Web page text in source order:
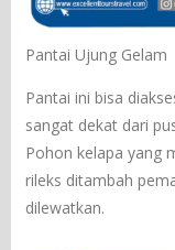
Pantai Ujung Gelam
Pantai ini bisa
sangat dekat dari
Pohon kelapa yang
rileks ditambah
dilewatkan.